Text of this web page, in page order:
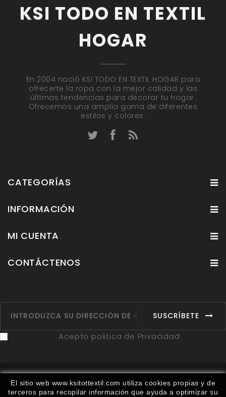
KSI TODO EN TEXTIL
HOGAR
En 2004 nació KSI TODO EN TEXTIL HOGAR para
ofrecerte la ropa con la mejor calidad y las
últimas tendencias para decorar tu hogar.
Ofrecemos una amplia gama de diferentes
estilos y colores.
CATEGORÍAS
INFORMACIÓN
MI CUENTA
CONTÁCTENOS
El sitio web www.ksitottextil.com utiliza cookies propias y de
terceros para recopilar información que ayuda a optimizar su
SUSCRÍBETE
Acepto politica de Privacidad
Fabricantes Proveedores Ruta
Contáctenos
Mapa del sitio